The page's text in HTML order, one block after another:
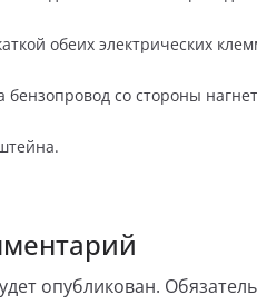
обеих электрических
бензопровод со стороны
опубликован.